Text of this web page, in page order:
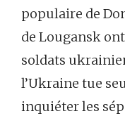
populaire de
de Lougansk
soldats
l’Ukraine tue
inquiéter les